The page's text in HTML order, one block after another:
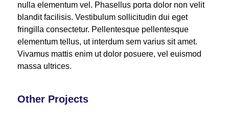
nulla elementum vel. Phasellus porta dolor non velit
blandit facilisis. Vestibulum sollicitudin dui eget
fringilla consectetur. Pellentesque pellentesque
elementum tellus, ut interdum sem varius sit amet.
Vivamus mattis enim ut dolor posuere, vel euismod
massa ultrices.
Other Projects